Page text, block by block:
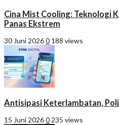
Cina Mist Cooling: Teknologi
Panas Ekstrem
30 Juni 20260 188 views
Antisipasi Keterlambatan,
15 Juni 20260 235 views